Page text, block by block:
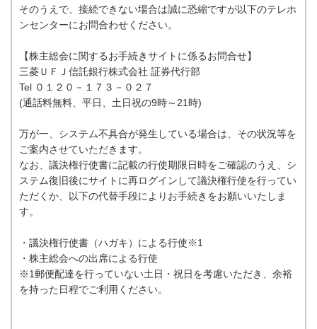
そのうえで、接続できない場合は誠に恐縮ですが以下のテレホ
ンセンターにお問合わせください。
【株主総会に関するお手続きサイトに係るお問合せ】
三菱ＵＦＪ信託銀行株式会社 証券代行部
Tel ０１２０－１７３－０２７
(通話料無料、平日、土日祝の9時～21時)
万が一、システム不具合が発生している場合は、その状況等を
ご案内させていただきます。
なお、議決権行使書に記載の行使期限日時をご確認のうえ、シ
ステム復旧後にサイトに再ログインして議決権行使を行ってい
ただくか、以下の代替手段によりお手続きをお願いいたしま
す。
・議決権行使書（ハガキ）による行使※1
・株主総会への出席による行使
※1郵便配達を行っていない土日・祝日を考慮いただき、余裕
を持った日程でご利用ください。